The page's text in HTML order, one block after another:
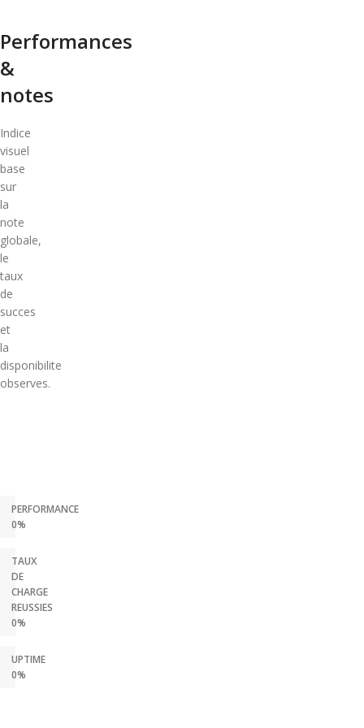
Performances
&
notes
Indice
visuel
base
sur
la
note
globale,
le
taux
de
succes
et
la
disponibilite
observes.
PERFORMANCE
0%
TAUX
DE
CHARGE
REUSSIES
0%
UPTIME
0%